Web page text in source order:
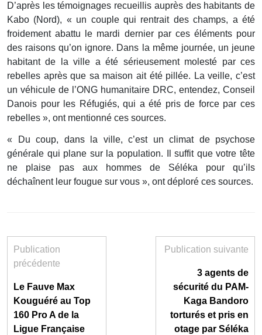
D’après les témoignages recueillis auprès des habitants de
Kabo (Nord), « un couple qui rentrait des champs, a été
froidement abattu le mardi dernier par ces éléments pour
des raisons qu’on ignore. Dans la même journée, un jeune
habitant de la ville a été sérieusement molesté par ces
rebelles après que sa maison ait été pillée. La veille, c’est
un véhicule de l’ONG humanitaire DRC, entendez, Conseil
Danois pour les Réfugiés, qui a été pris de force par ces
rebelles », ont mentionné ces sources.
« Du coup, dans la ville, c’est un climat de psychose
générale qui plane sur la population. Il suffit que votre tête
ne plaise pas aux hommes de Séléka pour qu’ils
déchaînent leur fougue sur vous », ont déploré ces sources.
Publication
précédente
Le Fauve Max
Kouguéré au Top
160 Pro A de la
Ligue Française
Publication suivante
3 agents de
sécurité du PAM-
Kaga Bandoro
torturés et pris en
otage par Séléka